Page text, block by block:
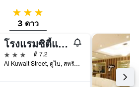
3 ดาว
3 ดาว
โรงแรมซิตี้แม็กซ์เบอดูไบ
3 ดาว
ดี 7.2
Al Kuwait Street, ดูไบ, สหรัฐอาหรับเอมิเรตส์